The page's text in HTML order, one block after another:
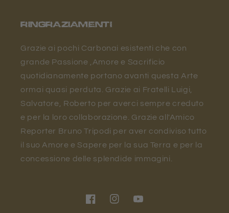
RINGRAZIAMENTI
Grazie ai pochi Carbonai esistenti che con
grande Passione ,Amore e Sacrificio
quotidianamente portano avanti questa Arte
ormai quasi perduta. Grazie ai Fratelli Luigi,
Salvatore, Roberto per averci sempre creduto
e per la loro collaborazione. Grazie all'Amico
Reporter Bruno Tripodi per aver condiviso tutto
il suo Amore e Sapere per la sua Terra e per la
concessione delle splendide immagini.
FacebookInstagramYouTube